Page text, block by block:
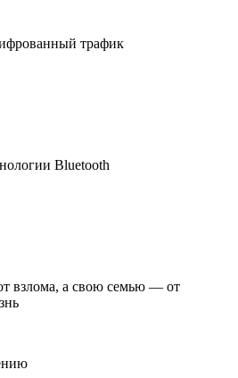
трафик
Bluetooth
взлома, а свою семью — от